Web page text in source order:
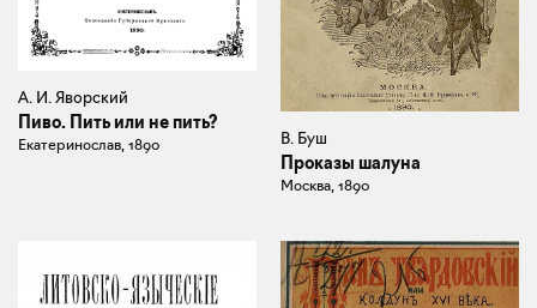
А. И. Яворский
Пиво. Пить или не пить?
Екатеринослав, 1890 В. Буш
Проказы шалуна
Москва, 1890